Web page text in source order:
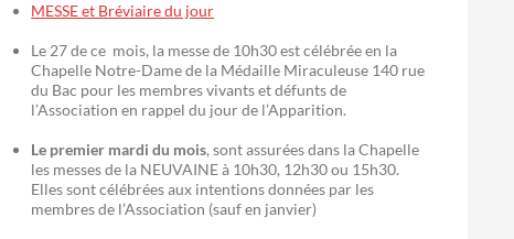
MESSE et Bréviaire du jour
Le 27 de ce mois, la messe de 10h30 est célébrée en la
Chapelle Notre-Dame de la Médaille Miraculeuse 140 rue
du Bac pour les membres vivants et défunts de
l’Association en rappel du jour de l’Apparition.
Le premier mardi du mois, sont assurées dans la Chapelle
les messes de la NEUVAINE à 10h30, 12h30 ou 15h30.
Elles sont célébrées aux intentions données par les
membres de l’Association (sauf en janvier)